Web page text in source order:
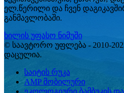
ელ.წერილი და ჩვენ
განმავლობაში.
ხილის უფასო ნიმუში
© საავტორო უფლება - 2010-
დაცულია.
საიტის რუკა
AMP მობილური